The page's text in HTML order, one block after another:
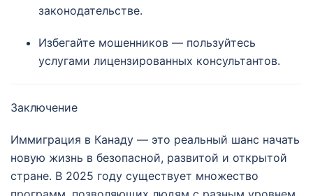
законодательстве.
Избегайте мошенников — пользуйтесь
услугами лицензированных консультантов.
Заключение
Иммиграция в Канаду — это реальный шанс начать
новую жизнь в безопасной, развитой и открытой
стране. В 2025 году существует множество